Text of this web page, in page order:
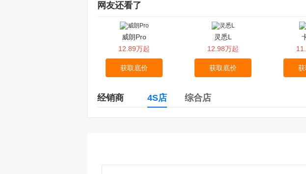
网友还看了
威朗Pro
12.89万起
获取底价
灵悉L
12.98万起
获取底价
经销商 4S店 综合店